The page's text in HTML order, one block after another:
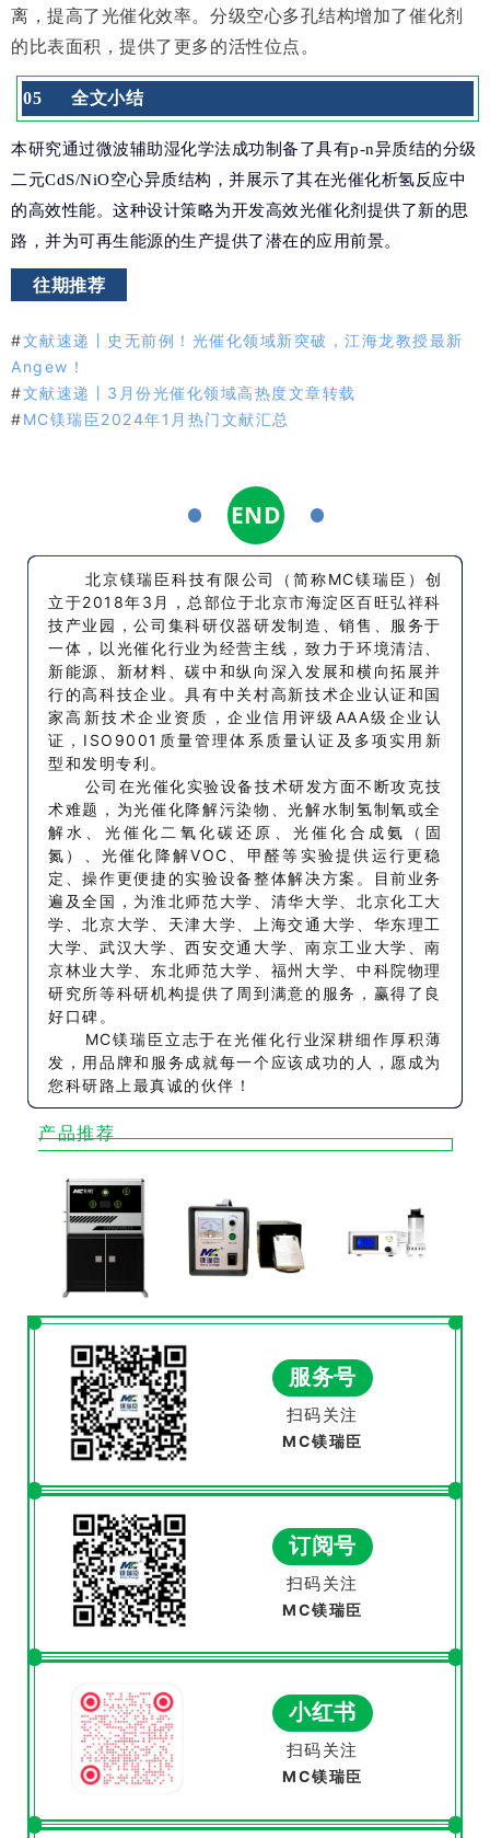
离，提高了光催化效率。分级空心多孔结构增加了催化剂
的比表面积，提供了更多的活性位点。
05 全文小结
本研究通过微波辅助湿化学法成功制备了具有p-n异质结的分级
二元CdS/NiO空心异质结构，并展示了其在光催化析氢反应中
的高效性能。这种设计策略为开发高效光催化剂提供了新的思
路，并为可再生能源的生产提供了潜在的应用前景。
往期推荐
#文献速递丨史无前例！光催化领域新突破，江海龙教授最新
Angew！
#文献速递丨3月份光催化领域高热度文章转载
#MC镁瑞臣2024年1月热门文献汇总
END
北京镁瑞臣科技有限公司（简称MC镁瑞臣）创
立于2018年3月，总部位于北京市海淀区百旺弘祥科
技产业园，公司集科研仪器研发制造、销售、服务于
一体，以光催化行业为经营主线，致力于环境清洁、
新能源、新材料、碳中和纵向深入发展和横向拓展并
行的高科技企业。具有中关村高新技术企业认证和国
家高新技术企业资质，企业信用评级AAA级企业认
证，ISO9001质量管理体系质量认证及多项实用新
型和发明专利。
公司在光催化实验设备技术研发方面不断攻克技
术难题，为光催化降解污染物、光解水制氢制氧或全
解水、光催化二氧化碳还原、光催化合成氨（固
氮）、光催化降解VOC、甲醛等实验提供运行更稳
定、操作更便捷的实验设备整体解决方案。目前业务
遍及全国，为淮北师范大学、清华大学、北京化工大
学、北京大学、天津大学、上海交通大学、华东理工
大学、武汉大学、西安交通大学、南京工业大学、南
京林业大学、东北师范大学、福州大学、中科院物理
研究所等科研机构提供了周到满意的服务，赢得了良
好口碑。
MC镁瑞臣立志于在光催化行业深耕细作厚积薄
发，用品牌和服务成就每一个应该成功的人，愿成为
您科研路上最真诚的伙伴！
产品推荐
服务号
扫码关注
MC镁瑞臣
订阅号
扫码关注
MC镁瑞臣
小红书
扫码关注
MC镁瑞臣